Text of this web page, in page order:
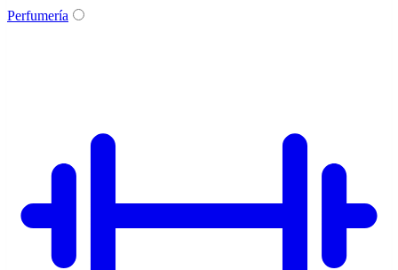
Perfumería